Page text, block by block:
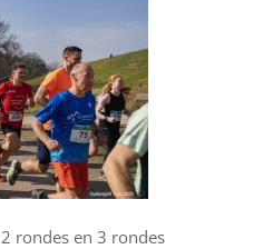
rondes en 3 rondes